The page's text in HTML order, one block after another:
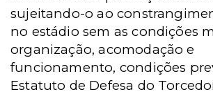
sujeitando-o ao
no estádio sem as condições
organização, acomodação e
funcionamento, condições
Estatuto de Defesa do